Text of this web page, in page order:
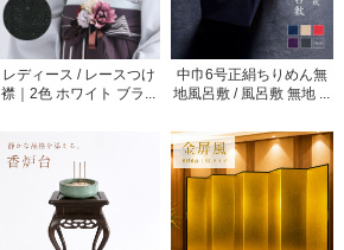
レディース / レースつけ
襟｜2色 ホワイト ブラ...
中巾6号正絹ちりめん無
地風呂敷 / 風呂敷 無地 ...